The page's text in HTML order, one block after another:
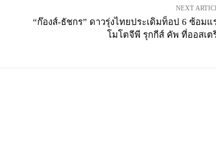
NEXT
“ก๊องส์-ธัชกร” ดาวรุ่งไทยประเดิมท็อป 6 ซ้อมแ
โมโตจีพี รุกกีส์ คัพ ที่ออสเต